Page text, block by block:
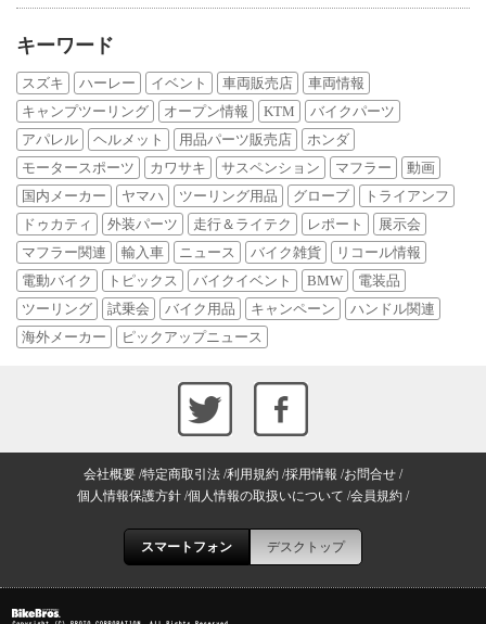
キーワード
スズキ ハーレー イベント 車両販売店
車両情報
キャンプツーリング
オープン情報 KTM
バイクパーツ
アパレル
ヘルメット 用品パーツ販売店
ホンダ
モータースポーツ
カワサキ サスペンション マフラー
動画
国内メーカー
ヤマハ ツーリング用品 グローブ
トライアンフ
ドゥカティ
外装パーツ 走行＆ライテク レポート
展示会
マフラー関連
輸入車 ニュース バイク雑貨
リコール情報
電動バイク
トピックス バイクイベント BMW
電装品
ツーリング
試乗会 バイク用品 キャンペーン
ハンドル関連
海外メーカー
ピックアップニュース
会社概要 特定商取引法 利用規約 採用情報 お問合せ
個人情報保護方針 個人情報の取扱いについて 会員規約
スマートフォン デスクトップ